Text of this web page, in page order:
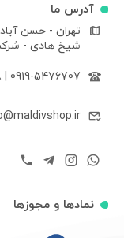
آدرس ما
تهران - حسن
شیخ هادی -
0919-5476707
نمادها و مجوزها